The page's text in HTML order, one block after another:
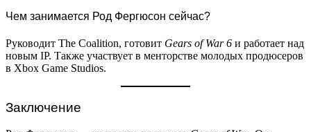
Чем занимается Род Фергюсон сейчас?
Руководит The Coalition, готовит Gears of War 6 и работает над
новым IP. Также участвует в менторстве молодых продюсеров
в Xbox Game Studios.
Заключение